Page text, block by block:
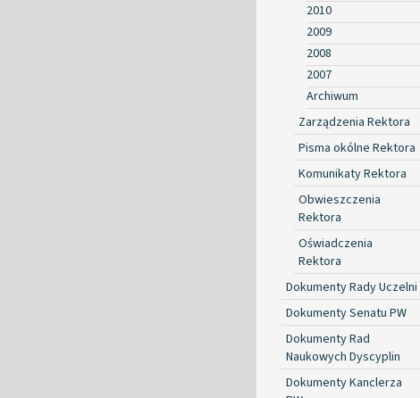
2010
2009
2008
2007
Archiwum
Zarządzenia Rektora
Pisma okólne Rektora
Komunikaty Rektora
Obwieszczenia
Rektora
Oświadczenia
Rektora
Dokumenty Rady Uczelni
Dokumenty Senatu PW
Dokumenty Rad
Naukowych Dyscyplin
Dokumenty Kanclerza